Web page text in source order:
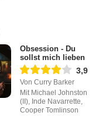
Obsession - Du
sollst mich lieben
3,9
Von Curry Barker
Mit Michael Johnston
(II), Inde Navarrette,
Cooper Tomlinson